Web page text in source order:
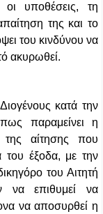
υποθέσεις, τη
της και το
του κινδύνου να
ακυρωθεί.
κατά την
παραμείνει η
της αίτησης που
του έξοδα, με την
του Αιτητή
να επιθυμεί να
να αποσυρθεί η